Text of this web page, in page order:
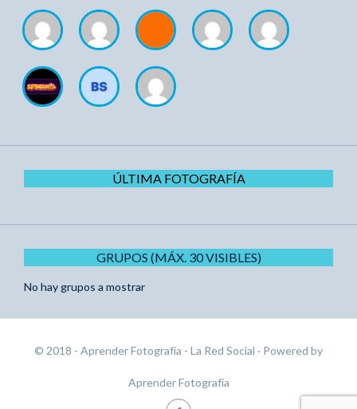
ÚLTIMA FOTOGRAFÍA
GRUPOS (MÁX. 30 VISIBLES)
No hay grupos a mostrar
© 2018 - Aprender Fotografía - La Red Social · Powered by
Aprender Fotografía